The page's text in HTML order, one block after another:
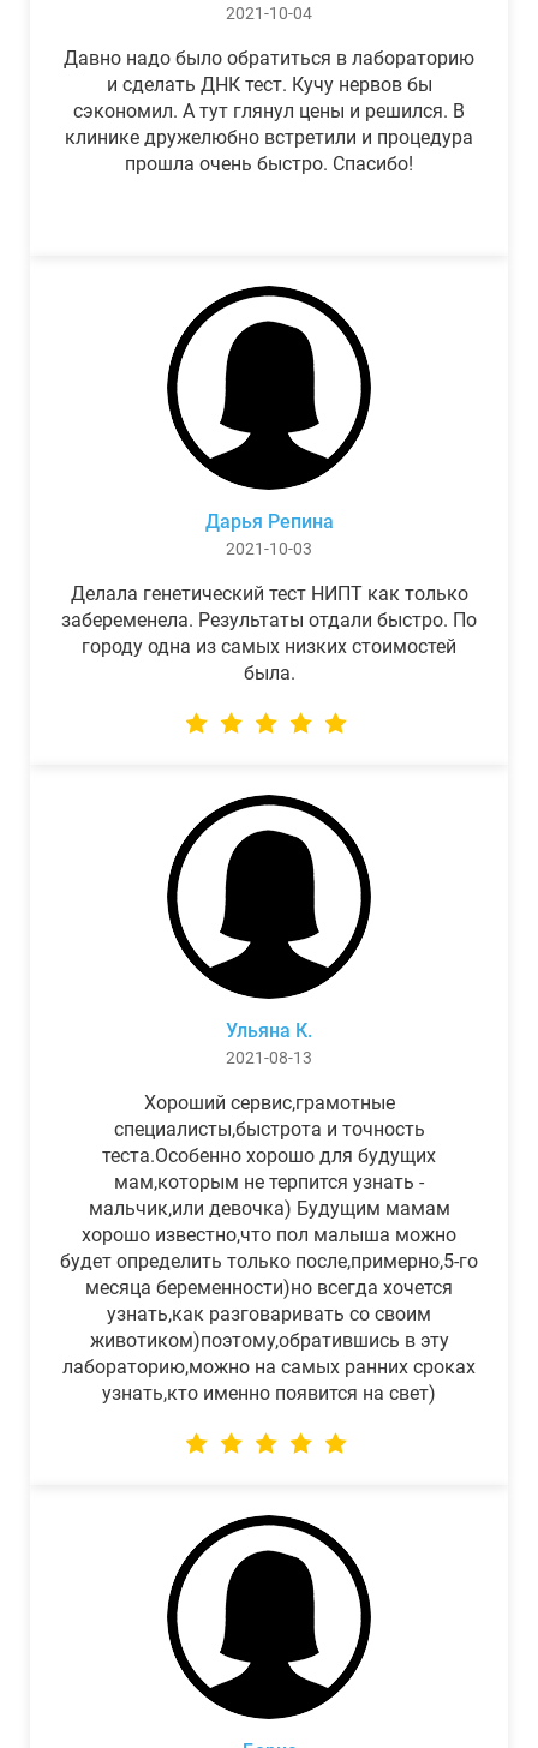
2021-10-04
Давно надо было обратиться в лабораторию
и сделать ДНК тест. Кучу нервов бы
сэкономил. А тут глянул цены и решился. В
клинике дружелюбно встретили и процедура
прошла очень быстро. Спасибо!
Дарья Репина
2021-10-03
Делала генетический тест НИПТ как только
забеременела. Результаты отдали быстро. По
городу одна из самых низких стоимостей
была.
Ульяна К.
2021-08-13
Хороший сервис,грамотные
специалисты,быстрота и точность
теста.Особенно хорошо для будущих
мам,которым не терпится узнать -
мальчик,или девочка) Будущим мамам
хорошо известно,что пол малыша можно
будет определить только после,примерно,5-го
месяца беременности)но всегда хочется
узнать,как разговаривать со своим
животиком)поэтому,обратившись в эту
лабораторию,можно на самых ранних сроках
узнать,кто именно появится на свет)